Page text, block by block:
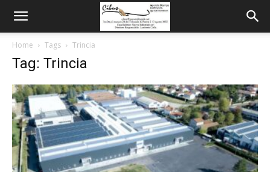
Home Tags Trincia
Tag: Trincia